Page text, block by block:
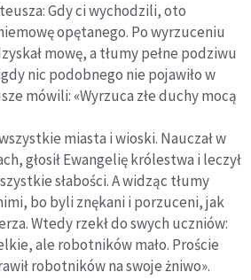
Gdy ci wychodzili, oto
opętanego. Po wyrzuceniu
mowę, a tłumy pełne podziwu
nic podobnego nie pojawiło w
mówili: «Wyrzuca złe duchy mocą
miasta i wioski. Nauczał w
głosił Ewangelię królestwa i leczył
słabości. A widząc tłumy
bo byli znękani i porzuceni, jak
Wtedy rzekł do swych uczniów:
ale robotników mało. Proście
robotników na swoje żniwo».